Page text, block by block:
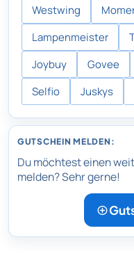
Westwing
Lampenmeister
Joybuy
Govee
Selfio
Juskys
GUTSCHEIN MELDEN:
Du möchtest einen
melden? Sehr gerne!